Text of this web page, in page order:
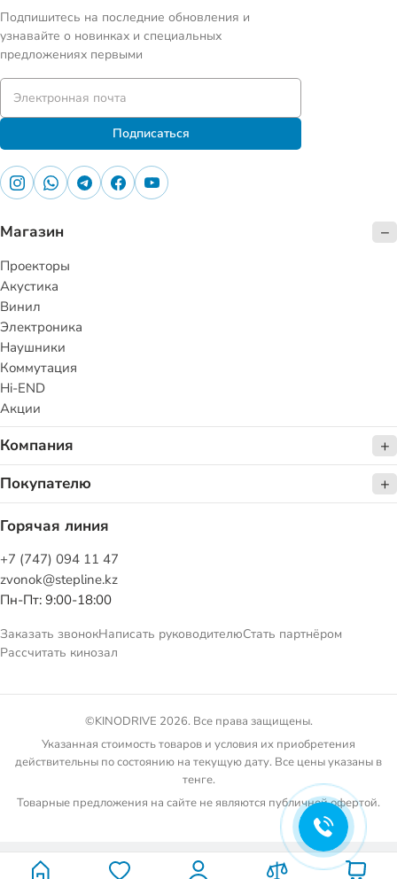
Подпишитесь на последние обновления и
узнавайте о новинках и специальных
предложениях первыми
Подписаться
Магазин
Проекторы
Акустика
Винил
Электроника
Наушники
Коммутация
Hi-END
Акции
Компания
Покупателю
Горячая линия
+7 (747) 094 11 47
zvonok@stepline.kz
Пн-Пт: 9:00-18:00
Заказать звонокНаписать руководителюСтать партнёром
Рассчитать кинозал
©KINODRIVE 2026. Все права защищены.
Указанная стоимость товаров и условия их приобретения
действительны по состоянию на текущую дату. Все цены указаны в
тенге.
Товарные предложения на сайте не являются публичной офертой.